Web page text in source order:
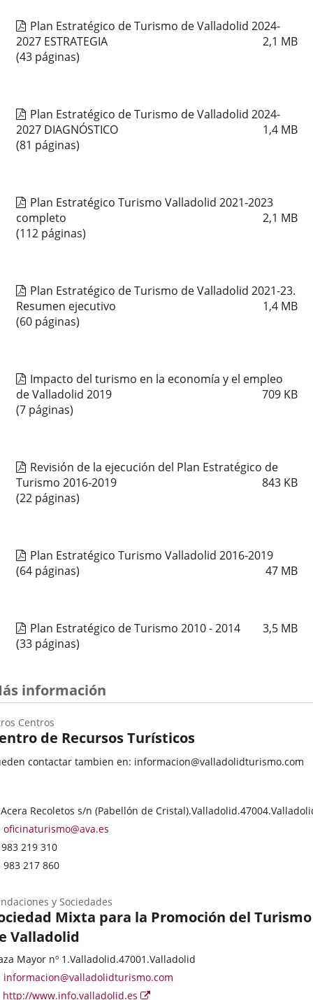
Plan Estratégico de Turismo de Valladolid 2024-
2027 ESTRATEGIA
2,1 MB
(43 páginas)
Plan Estratégico de Turismo de Valladolid 2024-
2027 DIAGNÓSTICO
1,4 MB
(81 páginas)
Plan Estratégico Turismo Valladolid 2021-2023
completo
2,1 MB
(112 páginas)
Plan Estratégico de Turismo de Valladolid 2021-23.
Resumen ejecutivo
1,4 MB
(60 páginas)
Impacto del turismo en la economía y el empleo
de Valladolid 2019
709 KB
(7 páginas)
Revisión de la ejecución del Plan Estratégico de
Turismo 2016-2019
843 KB
(22 páginas)
Plan Estratégico Turismo Valladolid 2016-2019
47 MB
(64 páginas)
Plan Estratégico de Turismo 2010 - 2014 3,5 MB
(33 páginas)
información
de Recursos Turísticos
contactar tambien en: informacion@valladolidturismo.com
Centros
Recoletos s/n (Pabellón de Cristal).Valladolid.47004.
oficinaturismo@ava.es
983 219 310
983 217 860
Mixta para la Promoción del Turismo
Valladolid
y Sociedades
Mayor nº 1.Valladolid.47001.Valladolid
informacion@valladolidturismo.com
http://www.info.valladolid.es
Enlace